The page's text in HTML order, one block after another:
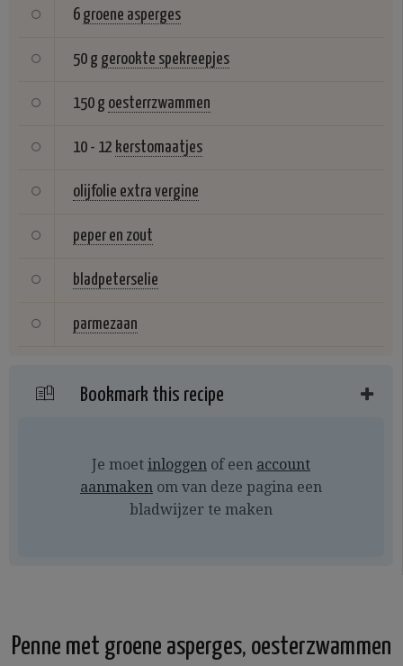
6 groene asperges
50 g gerookte spekreepjes
150 g oesterrzwammen
10 - 12 kerstomaatjes
olijfolie extra vergine
peper en zout
bladpeterselie
parmezaan
Bookmark this recipe
Je moet inloggen of een account
aanmaken om van deze pagina een
bladwijzer te maken
Penne met groene asperges, oesterzwammen